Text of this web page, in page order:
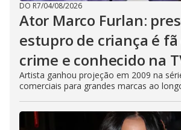
DO R7/04/08/2026
Ator Marco Furlan:
estupro de criança é
crime e conhecido na
Artista ganhou projeção em 2009 na
comerciais para grandes marcas ao